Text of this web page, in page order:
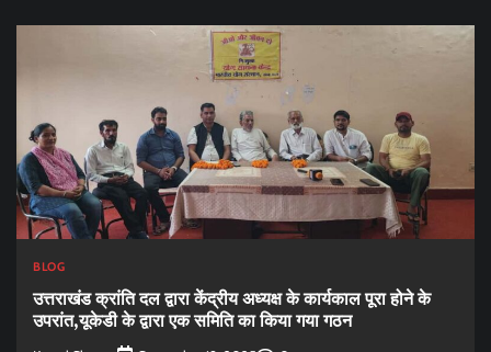
BLOG
उत्तराखंड क्रांति दल द्वारा केंद्रीय अध्यक्ष के कार्यकाल पूरा होने के
उपरांत,यूकेडी के द्वारा एक समिति का किया गया गठन